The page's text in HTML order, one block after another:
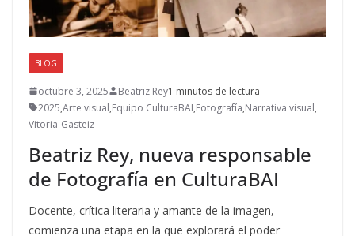
BLOG
octubre 3, 2025 Beatriz Rey1 minutos de lectura
2025,Arte visual,Equipo CulturaBAI,Fotografía,Narrativa visual,
Vitoria-Gasteiz
Beatriz Rey, nueva responsable
de Fotografía en CulturaBAI
Docente, crítica literaria y amante de la imagen,
comienza una etapa en la que explorará el poder